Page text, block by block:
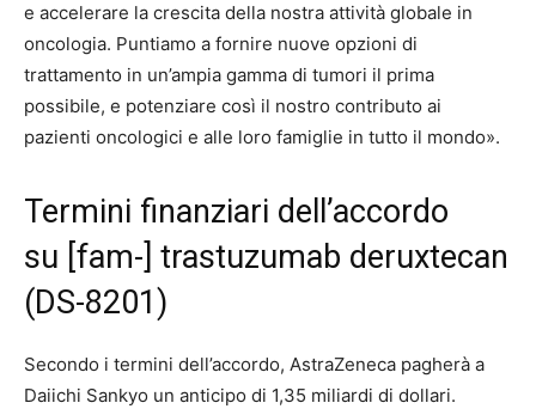
e accelerare la crescita della nostra attività globale in
oncologia. Puntiamo a fornire nuove opzioni di
trattamento in un’ampia gamma di tumori il prima
possibile, e potenziare così il nostro contributo ai
pazienti oncologici e alle loro famiglie in tutto il mondo».
Termini finanziari dell’accordo
su [fam-] trastuzumab deruxtecan
(DS-8201)
Secondo i termini dell’accordo, AstraZeneca pagherà a
Daiichi Sankyo un anticipo di 1,35 miliardi di dollari.